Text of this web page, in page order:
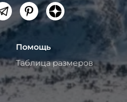
Помощь
Таблица размеров